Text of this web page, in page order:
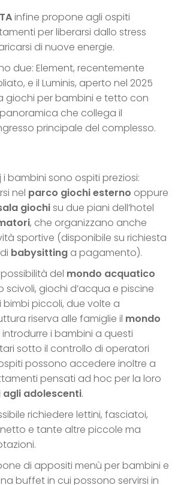
infine propone agli ospiti
per liberarsi dallo stress
di nuove energie.
due: Element, recentemente
e il Luminis, aperto nel 2025
giochi per bambini e tetto con
che collega il
principale del complesso.
i bambini sono ospiti preziosi:
nel parco giochi esterno oppure
giochisu due piani dell’hotel
, che organizzano anche
sportive (disponibile su richiesta
babysitting a pagamento).
del mondo acquatico
giochi d’acqua e piscine
piccoli, due volte a
riserva alle famiglie il mondo
introdurre i bambini a questi
sotto il controllo di operatori
possono accedere inoltre a
pensati ad hoc per la loro
agli adolescenti.
richiedere lettini, fasciatoi,
e tante altre piccole ma
di appositi menù per bambini e
buffet in cui possono servirsi in